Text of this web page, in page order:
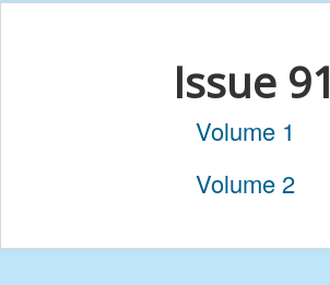
Issue 91
Volume 1
Volume 2